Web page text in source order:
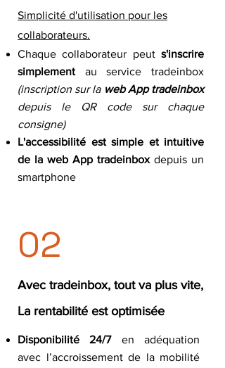
Simplicité d'utilisation pour les
collaborateurs.
Chaque collaborateur peut s'inscrire
simplement au service tradeinbox
(inscription sur la web App tradeinbox
depuis le QR code sur chaque
consigne)
L'accessibilité est simple et intuitive
de la web App tradeinbox depuis un
smartphone
02
Avec tradeinbox, tout va plus vite,
La rentabilité est optimisée
Disponibilité 24/7en adéquation
avec l’accroissement de la mobilité